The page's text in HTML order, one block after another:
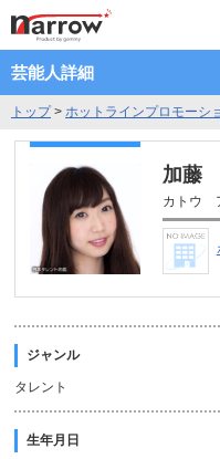
芸能人詳細
トップ> ホットラインプロモーシ
加藤
カトウ
ジャンル
タレント
生年月日